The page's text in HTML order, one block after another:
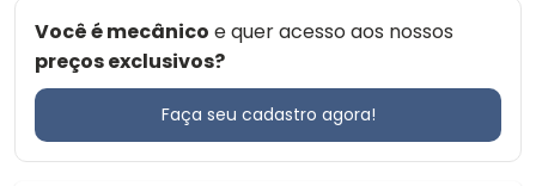
Você é mecânico e quer acesso aos nossos
preços exclusivos?
Faça seu cadastro agora!